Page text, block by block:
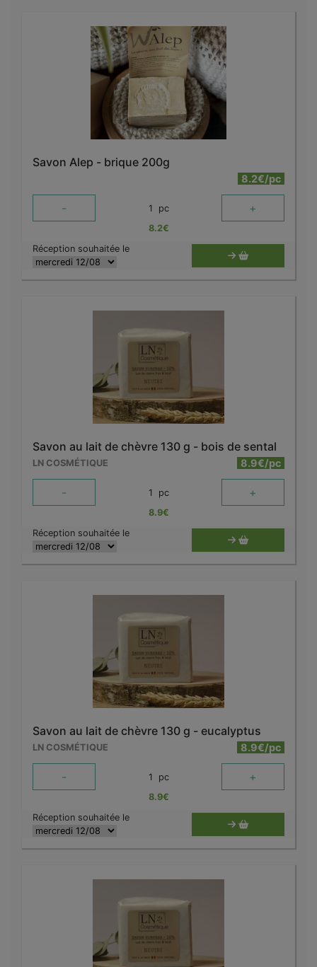
Savon Alep - brique 200g
8.2€/pc
- 1 pc +
8.2€
Réception souhaitée le
Savon au lait de chèvre 130 g - bois de sental
LN COSMÉTIQUE 8.9€/pc
- 1 pc +
8.9€
Réception souhaitée le
Savon au lait de chèvre 130 g - eucalyptus
LN COSMÉTIQUE 8.9€/pc
- 1 pc +
8.9€
Réception souhaitée le